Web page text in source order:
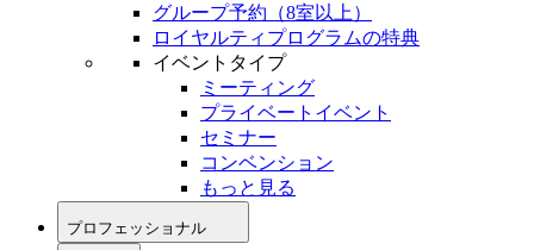
グループ予約（8室以上）
ロイヤルティプログラムの特典
イベントタイプ
ミーティング
プライベートイベント
セミナー
コンベンション
もっと見る
プロフェッショナル